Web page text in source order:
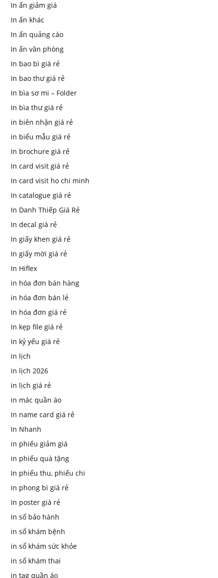
In ấn giảm giá
In ấn khác
In ấn quảng cáo
In ấn văn phòng
In bao bì giá rẻ
In bao thư giá rẻ
In bìa sơ mi – Folder
In bìa thư giá rẻ
in biên nhận giá rẻ
in biểu mẫu giá rẻ
In brochure giá rẻ
In card visit giá rẻ
In card visit ho chi minh
In catalogue giá rẻ
In Danh Thiếp Giá Rẻ
In decal giá rẻ
In giấy khen giá rẻ
In giấy mời giá rẻ
In Hiflex
in hóa đơn bán hàng
in hóa đơn bán lẻ
In hóa đơn giá rẻ
In kẹp file giá rẻ
In kỷ yếu giá rẻ
in lịch
in lịch 2026
in lịch giá rẻ
in mác quần áo
In name card giá rẻ
In Nhanh
in phiếu giảm giá
in phiếu quà tặng
In phiếu thu, phiếu chi
in phong bì giá rẻ
In poster giá rẻ
In sổ bảo hành
in sổ khám bệnh
in sổ khám sức khỏe
in sổ khám thai
in tag quần áo